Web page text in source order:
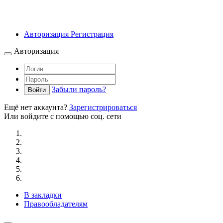
Авторизация Регистрация
Авторизация
Войти Забыли пароль?
Ещё нет аккаунта? Зарегистрироваться
Или войдите с помощью соц. сети
В закладки
Правообладателям